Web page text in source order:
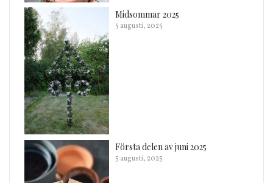
Midsommar 2025
5 augusti, 2025
Första delen av juni 2025
5 augusti, 2025